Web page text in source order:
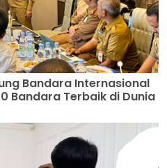
Bandara Internasional
Bandara Terbaik di Dunia